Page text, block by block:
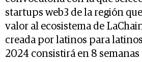
startups web3 de la región
valor al ecosistema de
creada por latinos para
2024 consistirá en 8